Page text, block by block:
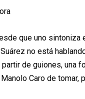
que uno
no está
de guiones, una
Caro de tomar,